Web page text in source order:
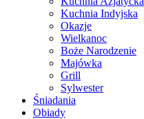
Kuchnia Indyjska
Okazje
Wielkanoc
Boże Narodzenie
Majówka
Grill
Sylwester
Śniadania
Obiady